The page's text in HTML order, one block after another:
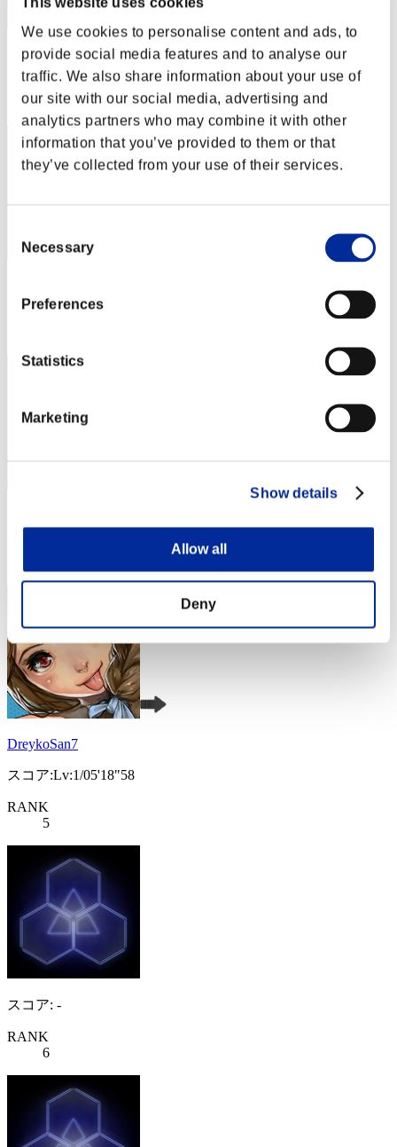
We use cookies to personalise content and ads, to
provide social media features and to analyse our
traffic. We also share information about your use of
our site with our social media, advertising and
analytics partners who may combine it with other
information that you’ve provided to them or that
they’ve collected from your use of their services.
Selection
Necessary
Preferences
Statistics
Marketing
Show details
Allow all
Deny
スコア: -
2
DreykoSan7
スコア:Lv:1/05'18"58
RANK
5
スコア: -
RANK
6